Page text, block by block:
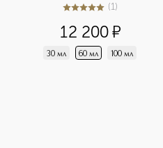
5из 51 (1)
12 200¤
30 мл 60 мл 100 мл